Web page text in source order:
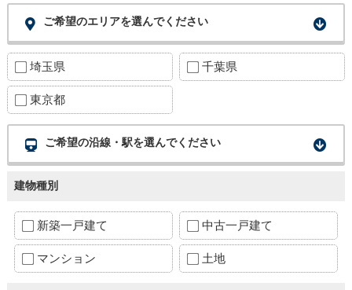
ご希望のエリアを選んでください
埼玉県 千葉県
東京都
ご希望の沿線・駅を選んでください
建物種別
新築一戸建て 中古一戸建て
マンション 土地